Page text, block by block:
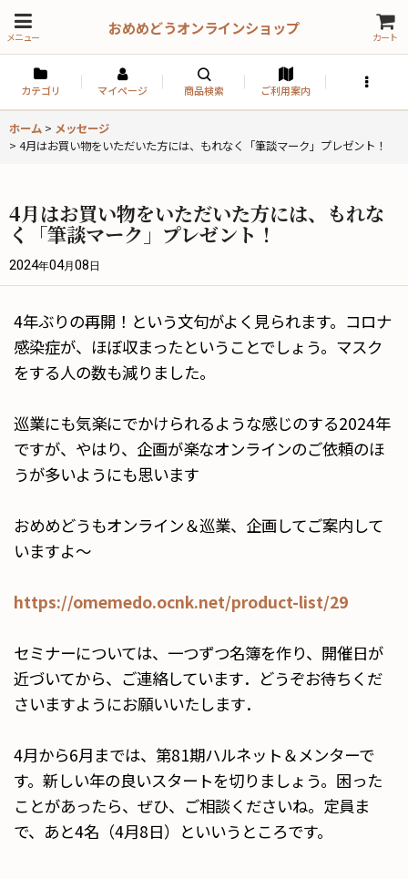
メニュー おめめどうオンラインショップ カート
カテゴリ マイページ 商品検索 ご利用案内
ホーム > メッセージ
> 4月はお買い物をいただいた方には、もれなく「筆談マーク」プレゼント！
4月はお買い物をいただいた方には、もれな
く「筆談マーク」プレゼント！
2024年04月 08 日
4年ぶりの再開！という文句がよく見られます。コロナ
感染症が、ほぼ収まったということでしょう。マスク
をする人の数も減りました。
巡業にも気楽にでかけられるような感じのする2024年
ですが、やはり、企画が楽なオンラインのご依頼のほ
うが多いようにも思います
おめめどうもオンライン＆巡業、企画してご案内して
いますよ～
https://omemedo.ocnk.net/product-list/29
セミナーについては、一つずつ名簿を作り、開催日が
近づいてから、ご連絡しています．どうぞお待ちくだ
さいますようにお願いいたします．
4月から6月までは、第81期ハルネット＆メンターで
す。新しい年の良いスタートを切りましょう。困った
ことがあったら、ぜひ、ご相談くださいね。定員ま
で、あと4名（4月8日）といいうところです。